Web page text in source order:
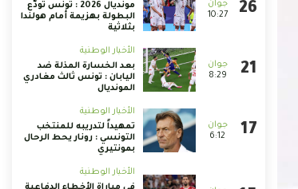
10:27
مونديال 2026 : تونس تودّع
البطولة بهزيمة أمام هولندا
بثلاثية
8:29
الأخبار الوطنية
بعد الخسارة المذلة ضد
اليابان : تونس ثالث مغادري
المونديال
6:12
الأخبار الوطنية
تمهيداً لتدريبه للمنتخب
التونسي : رونار يحط الرحال
بمونتيري
الأخبار الوطنية